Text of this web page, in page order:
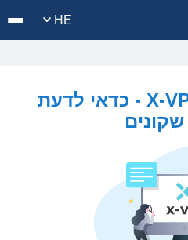
HE
ביקורת X-VPN 2026 - כדאי לדעת
שקונים